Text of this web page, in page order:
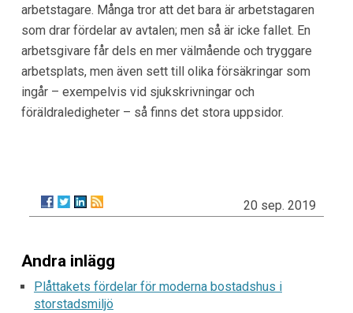
arbetstagare. Många tror att det bara är arbetstagaren
som drar fördelar av avtalen; men så är icke fallet. En
arbetsgivare får dels en mer välmående och tryggare
arbetsplats, men även sett till olika försäkringar som
ingår – exempelvis vid sjukskrivningar och
föräldraledigheter – så finns det stora uppsidor.
20 sep. 2019
Andra inlägg
Plåttakets fördelar för moderna bostadshus i
storstadsmiljö